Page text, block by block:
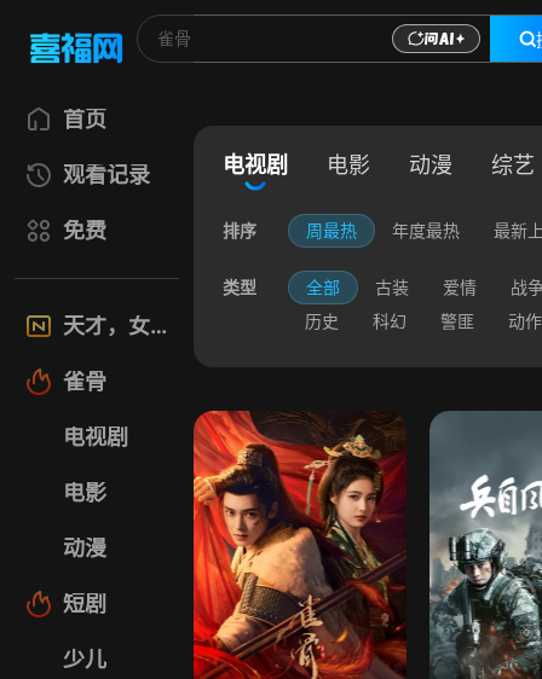
首页
观看记录
免费
天才，女友
雀骨
电视剧
电影
动漫
短剧
少儿
电视剧 电影 动漫 综艺
排序 周最热 年度最热 最新
类型 全部 古装 爱情
战
历史
科幻 警匪 动作